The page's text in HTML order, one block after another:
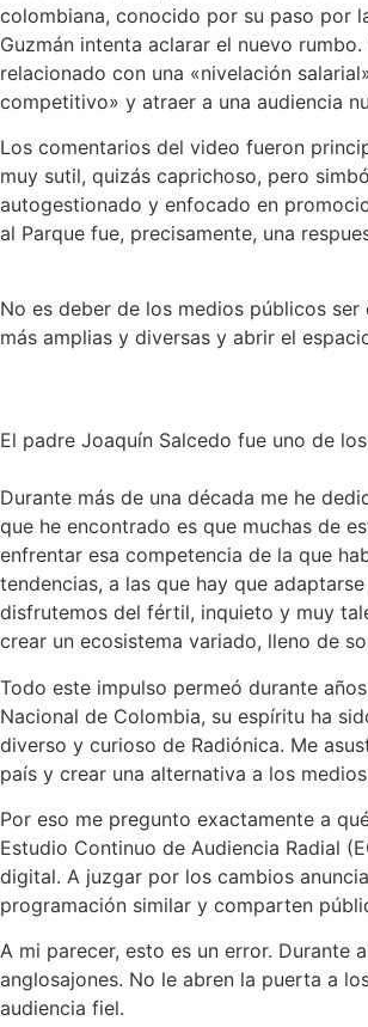
colombiana, conocido por su paso por
Guzmán intenta aclarar el nuevo
relacionado con una «nivelación
competitivo» y atraer a una audiencia
Los comentarios del video fueron
muy sutil, quizás caprichoso, pero
autogestionado y enfocado en
al Parque fue, precisamente, una
No es deber de los medios públicos
más amplias y diversas y abrir el
El padre Joaquín Salcedo fue uno de
Durante más de una década me he
que he encontrado es que muchas de
enfrentar esa competencia de la que
tendencias, a las que hay que
disfrutemos del fértil, inquieto y muy
crear un ecosistema variado, lleno de
Todo este impulso permeó durante
Nacional de Colombia, su espíritu ha
diverso y curioso de Radiónica. Me
país y crear una alternativa a los
Por eso me pregunto exactamente a
Estudio Continuo de Audiencia Radial
digital. A juzgar por los cambios
programación similar y comparten
A mi parecer, esto es un error. Durante
anglosajones. No le abren la puerta a
audiencia fiel.